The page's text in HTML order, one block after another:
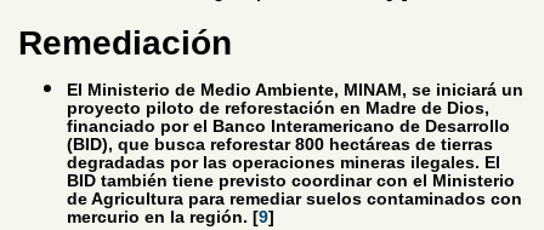
Remediación
El Ministerio de Medio Ambiente, MINAM, se iniciará un
proyecto piloto de reforestación en Madre de Dios,
financiado por el Banco Interamericano de Desarrollo
(BID), que busca reforestar 800 hectáreas de tierras
degradadas por las operaciones mineras ilegales. El
BID también tiene previsto coordinar con el Ministerio
de Agricultura para remediar suelos contaminados con
mercurio en la región. [9]